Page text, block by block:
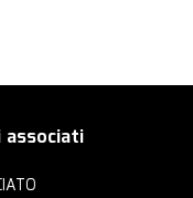
associati